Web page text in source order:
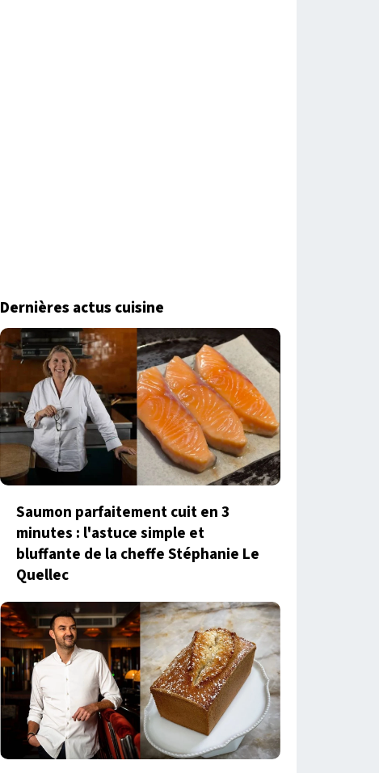
Dernières actus cuisine
Saumon parfaitement cuit en 3
minutes : l'astuce simple et
bluffante de la cheffe Stéphanie Le
Quellec